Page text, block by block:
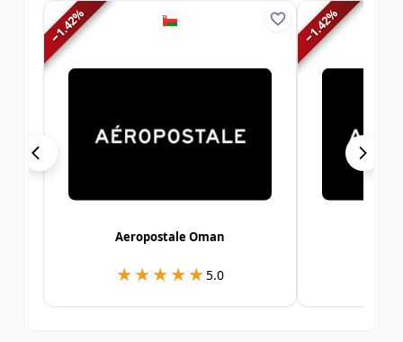
−
1.42
%
Aeropostale Oman
★★★★★
★★★★★5.0
−
1.42
%